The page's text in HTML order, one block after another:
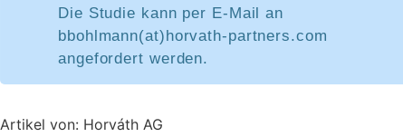
Die Studie kann per E-Mail an
bbohlmann(at)horvath-partners.com
angefordert werden.
Artikel von: Horváth AG